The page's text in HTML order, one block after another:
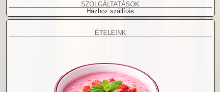
SZOLGÁLTATÁSOK
Házhoz szállítás
ÉTELEINK